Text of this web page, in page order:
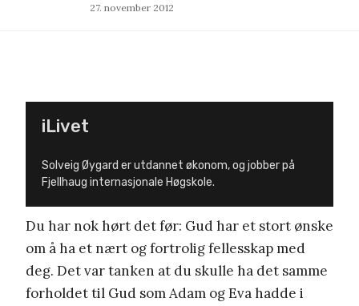
27. november 2012
iLivet
Solveig Øygard er utdannet økonom, og jobber på
Fjellhaug internasjonale Høgskole.
Du har nok hørt det før: Gud har et stort ønske
om å ha et nært og fortrolig fellesskap med
deg. Det var tanken at du skulle ha det samme
forholdet til Gud som Adam og Eva hadde i